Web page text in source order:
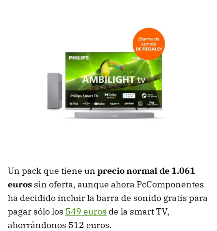
Un pack que tiene un precio normal de 1.061
euros sin oferta, aunque ahora PcComponentes
ha decidido incluir la barra de sonido gratis para
pagar sólo los 549 euros de la smart TV,
ahorrándonos 512 euros.